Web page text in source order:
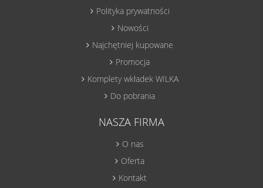
Polityka prywatności
Nowości
Najchętniej kupowane
Promocja
Komplety wkładek WILKA
Do pobrania
NASZA FIRMA
O nas
Oferta
Kontakt